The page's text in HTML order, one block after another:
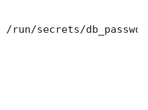
/run/secrets/